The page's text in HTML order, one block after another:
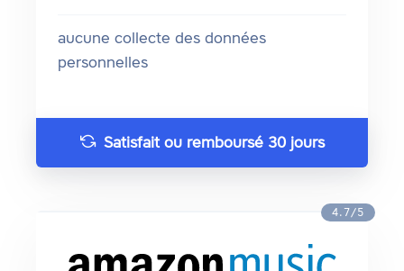
aucune collecte des données
personnelles
Satisfait ou remboursé 30 jours
4.7/5